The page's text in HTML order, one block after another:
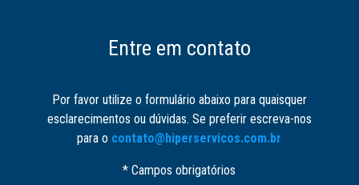
Entre em contato
Por favor utilize o formulário abaixo para quaisquer
esclarecimentos ou dúvidas. Se preferir escreva-nos
para o contato@hiperservicos.com.br
* Campos obrigatórios